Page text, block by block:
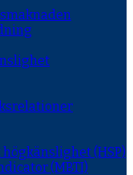
(HSP)
(MBTI)